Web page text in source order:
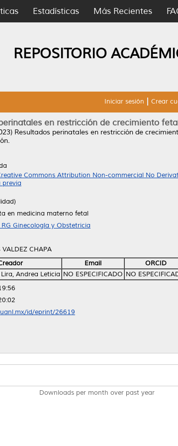
Estadísticas Más Recientes
REPOSITORIO
Iniciar sesión Crear
en restricción de crecimiento
Resultados perinatales en restricción de
Commons Attribution Non-commercial No
previa
en medicina materno fetal
Ginecología y Obstetricia
VALDEZ CHAPA
Email
ORCID
Andrea Leticia NO ESPECIFICADO NO
id/eprint/26619
Downloads per month over past year